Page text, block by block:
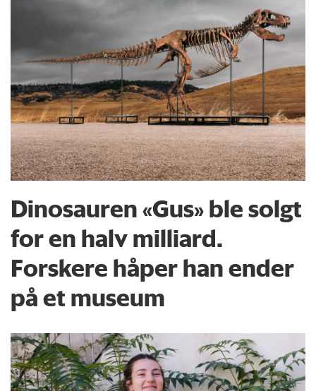
Dinosauren «Gus» ble solgt
for en halv milliard.
Forskere håper han ender
på et museum